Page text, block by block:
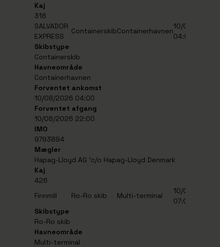
Kaj
318
SALVADOR
EXPRESS
ContainerskibContainerhavnen
10/08/2026
04:00
Skibstype
Containerskib
Havneområde
Containerhavnen
Forventet ankomst
10/08/2026 04:00
Forventet afgang
10/08/2026 22:00
IMO
9793894
Mægler
Hapag-Lloyd AG ’c/o Hapag-Lloyd Denmark
Kaj
426
Finnmill
Ro-Ro skib Multi-terminal
10/08/2026
07:00
Skibstype
Ro-Ro skib
Havneområde
Multi-terminal